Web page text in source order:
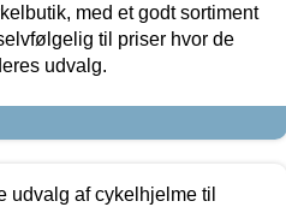
med et godt sortiment
til priser hvor de
udvalg.
udvalg af cykelhjelme til